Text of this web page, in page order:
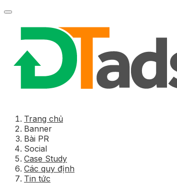
Trang chủ
Banner
Bài PR
Social
Case Study
Các quy định
Tin tức